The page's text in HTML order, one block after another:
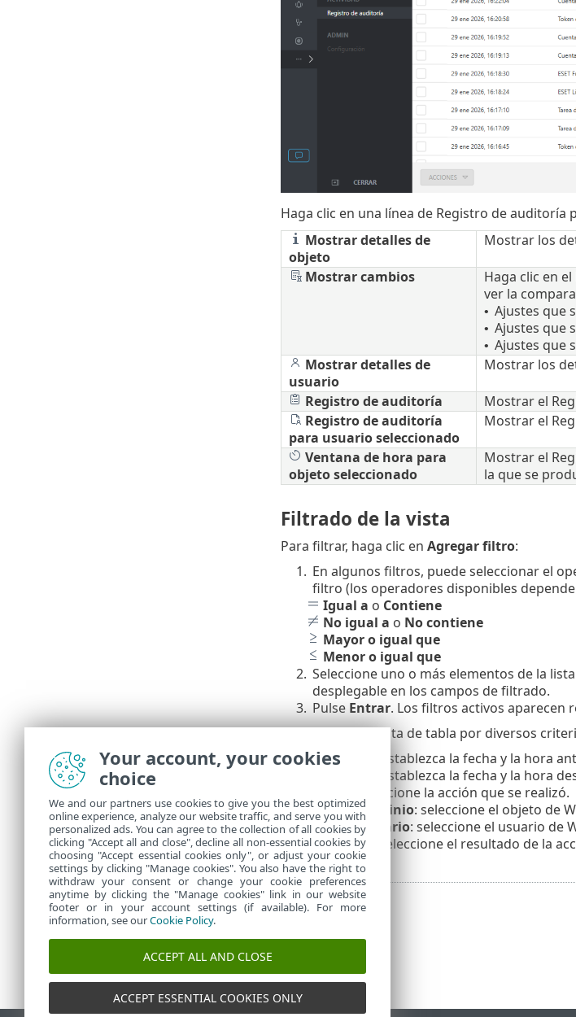
Haga clic en una línea de Registro de auditoría
Mostrar detalles de
objeto
Mostrar los
Mostrar cambios Haga clic en
ver la
• Ajustes que
• Ajustes que
• Ajustes que
Mostrar detalles de
usuario
Mostrar los
Registro de auditoría
Mostrar el
Registro de auditoría
para usuario seleccionado
Mostrar el
Ventana de hora para
objeto seleccionado
Mostrar el
la que se
Filtrado de la vista
Para filtrar, haga clic en Agregar filtro:
1. En algunos filtros, puede seleccionar el
filtro (los operadores disponibles
Igual a o Contiene
No igual a o No contiene
Mayor o igual que
Menor o igual que
2. Seleccione uno o más elementos de la
desplegable en los campos de filtrado.
3. Pulse Entrar. Los filtros activos aparecen
Puede filtrar la vista de tabla por diversos
• <= Ocurrió : establezca la fecha y la hora
: establezca la fecha y la hora
: seleccione la acción que se realizó.
• Auditar dominio: seleccione el objeto de
• Auditar usuario: seleccione el usuario de
• Resultado : seleccione el resultado de la
Your account, your cookies
choice
We and our partners use cookies to give you the best optimized
online experience, analyze our website traffic, and serve you with
personalized ads. You can agree to the collection of all cookies by
clicking "Accept all and close", decline all non-essential cookies by
choosing "Accept essential cookies only", or adjust your cookie
settings by clicking "Manage cookies". You also have the right to
withdraw your consent or change your cookie preferences
anytime by clicking the "Manage cookies" link in our website
footer or in your account settings (if available). For more
information, see ourCookie Policy.
ACCEPT ALL AND CLOSE
ACCEPT ESSENTIAL COOKIES ONLY